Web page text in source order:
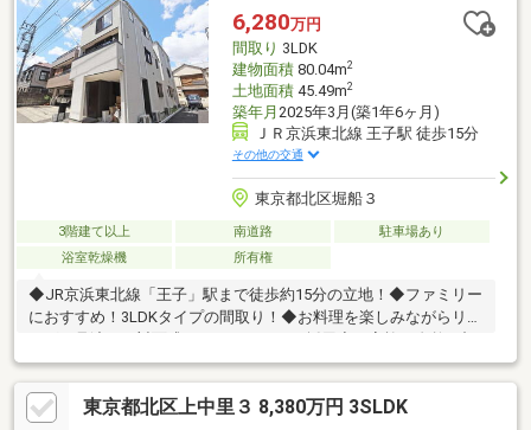
せていただきます！☆―――――・・・ ―☆― ・・・
―――――☆
6,280万円
間取り 3LDK
建物面積80.04m2
土地面積45.49m2
築年月 2025年3月(築1年6ヶ月)
ＪＲ京浜東北線 王子駅 徒歩15分
その他の交通
東京都北区堀船３
3階建て以上 南道路
駐車場あり
浴室乾燥機
所有権
◆JR京浜東北線「王子」駅まで徒歩約15分の立地！◆ファミリー
におすすめ！3LDKタイプの間取り！◆お料理を楽しみながらリビ
ングが見渡せる対面式システムキッチン採用◆ご家族が自然と顔
を合わせるリビング階段採用！◆各居室収納有り！大きな荷物に
はWICもございます！◆家事の負担を減らせる食洗機や浴室乾燥
機を完備！暮らす人に寄り添う設備と仕様が魅力です！◆南北の
東京都北区上中里３ 8,380万円 3SLDK